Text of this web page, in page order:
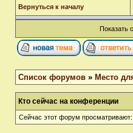
Вернуться к началу
Показать
Список форумов » Место
Кто сейчас на конференции
Сейчас этот форум просматривают: